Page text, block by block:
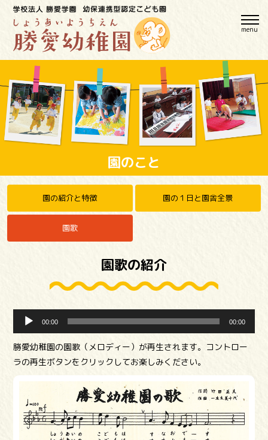
園のこと
園の紹介と特徴 園の１日と園舎全景
園歌
園歌の紹介
声
プ
レ
ー
00:00 00:00
勝愛幼稚園の園歌（メロディー）が再生されます。コントロー
ラの再生ボタンをクリックしてお楽しみください。
menu